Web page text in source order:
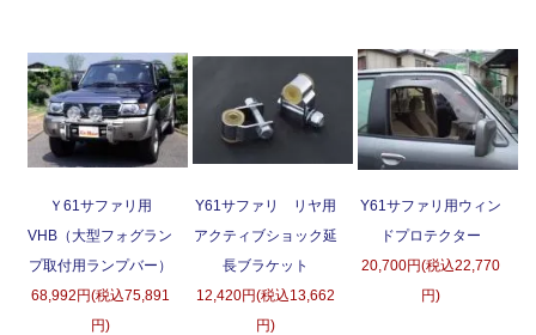
Ｙ61サファリ用
VHB（大型フォグラン
プ取付用ランプバー）
68,992円(税込75,891
円)
Y61サファリ リヤ用
アクティブショック延
長ブラケット
12,420円(税込13,662
円)
Y61サファリ用ウィン
ドプロテクター
20,700円(税込22,770
円)